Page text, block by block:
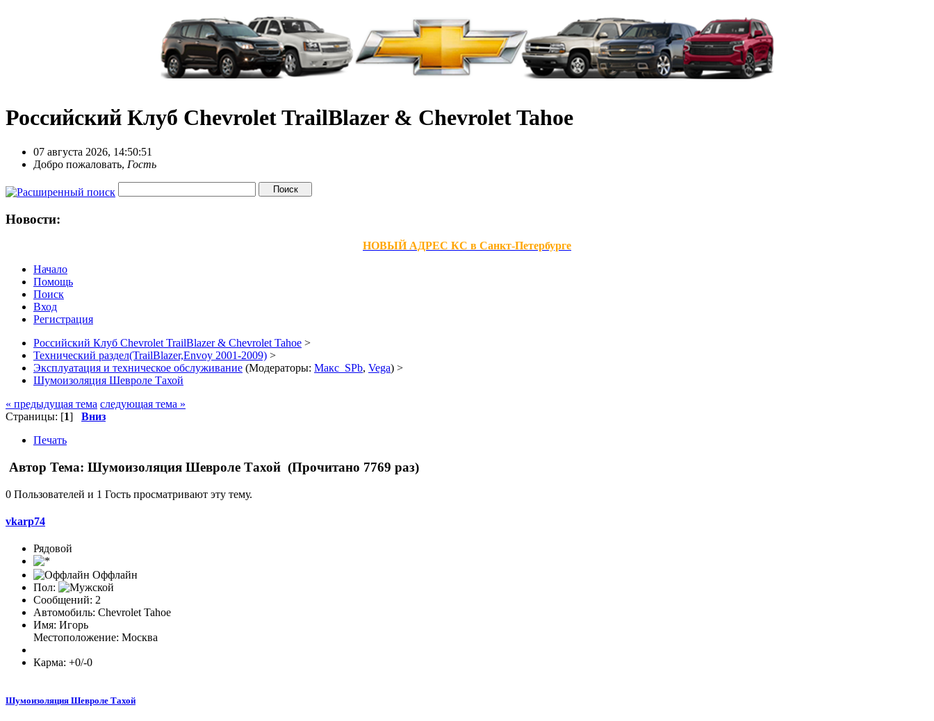
Российский Клуб Chevrolet TrailBlazer & Chevrolet Tahoe
07 августа 2026, 14:50:51
Добро пожаловать, Гость
Новости:
НОВЫЙ АДРЕС КС в Санкт-Петербурге
Начало
Помощь
Поиск
Вход
Регистрация
Российский Клуб Chevrolet TrailBlazer & Chevrolet Tahoe >
Технический раздел(TrailBlazer,Envoy 2001-2009) >
Эксплуатация и техническое обслуживание (Модераторы: Макс_SPb, Vega) >
Шумоизоляция Шевроле Тахой
« предыдущая тема следующая тема »
Страницы: [1] Вниз
Печать
Автор Тема: Шумоизоляция Шевроле Тахой (Прочитано 7769 раз)
0 Пользователей и 1 Гость просматривают эту тему.
vkarp74
Рядовой
Оффлайн
Пол:
Сообщений: 2
Автомобиль: Chevrolet Tahoe
Имя: Игорь
Местоположение: Москва
Карма: +0/-0
Шумоизоляция Шевроле Тахой